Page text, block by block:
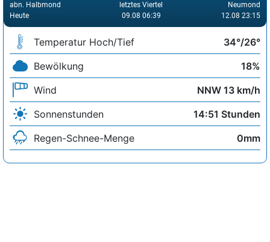
abn. Halbmond
Heute
letztes Viertel
09.08 06:39
Neumond
12.08 23:15
Temperatur Hoch/Tief
34°/26°
Bewölkung
18%
Wind
NNW 13 km/h
Sonnenstunden
14:51 Stunden
Regen-Schnee-Menge
0mm